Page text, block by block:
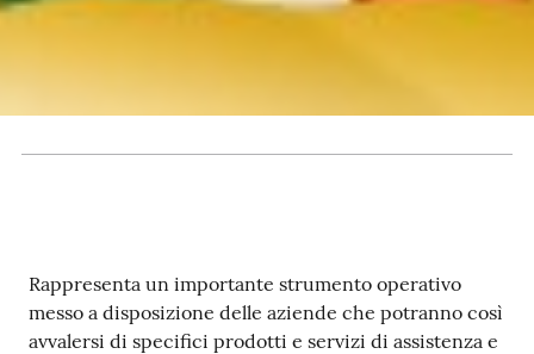
Rappresenta un importante strumento operativo
messo a disposizione delle aziende che potranno così
avvalersi di specifici prodotti e servizi di assistenza e